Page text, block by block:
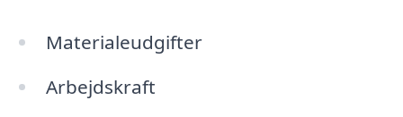
Materialeudgifter
Arbejdskraft